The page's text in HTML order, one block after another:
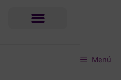
Menú